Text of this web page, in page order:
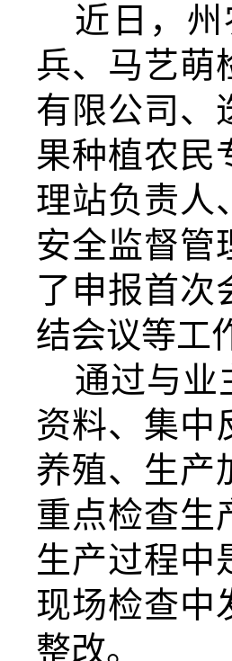
近日，
兵、马艺萌
有限公司、
果种植农民
理站负责人
安全监督管
了申报首次
结会议等工
通过与业
资料、集中
养殖、生产
重点检查生
生产过程中
现场检查中
整改。